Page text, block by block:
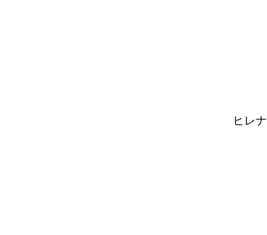
ヒレ